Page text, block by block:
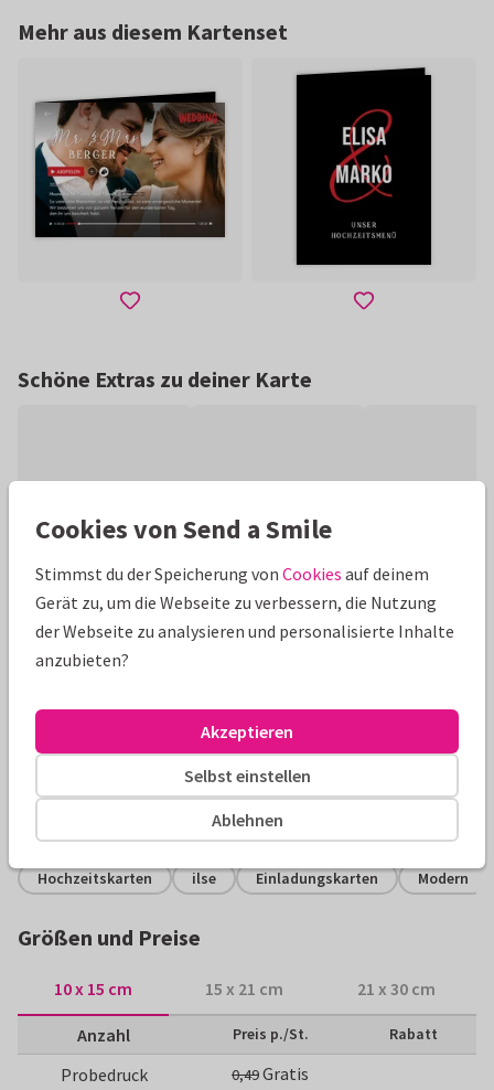
Mehr aus diesem Kartenset
Schöne Extras zu deiner Karte
Produktinformation
Originelle Einladungskarte zur Hochzeit im
Streamingdienst-Look, mit vielen eigenen Fotos. Passe die
Einladung ganz persönlich an!
Alle Karten können nach Wunsch angepasst werden.
Hochzeitskarten ilse Einladungskarten Modern
Größen und Preise
10 x 15 cm 15 x 21 cm 21 x 30 cm
Anzahl Preis p./St. Rabatt
Probedruck 0,49Gratis
Cookies von Send a Smile
Stimmst du der Speicherung von Cookies auf deinem
Gerät zu, um die Webseite zu verbessern, die Nutzung
der Webseite zu analysieren und personalisierte Inhalte
anzubieten?
Ablehnen
Selbst einstellen
Akzeptieren